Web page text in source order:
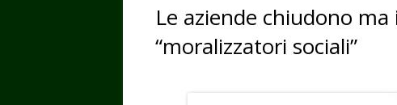
Le aziende chiudono
“moralizzatori sociali”